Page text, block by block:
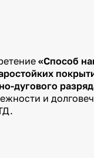
«Способ
дугового
и
проверить
диплома?